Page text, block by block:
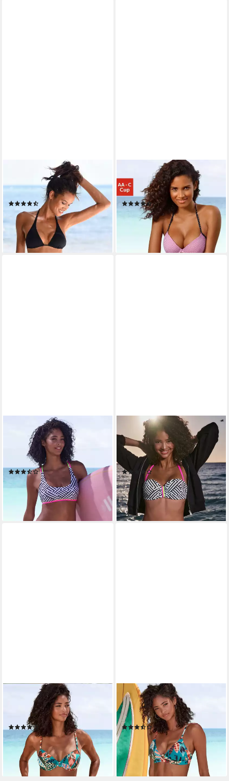
Triangel-Bikini-Top Happy, im
schlichten Design
(927)
ab 29,99 €
lieferbar - in 1-2 Werktagen bei dir
Push-Up-Bikini-Top Florida,
mit Mustermix
(351)
29,99 € 39,99 €
lieferbar - in 1-2 Werktagen bei dir
Bustier-Bikini-Top Gioletta, Mit
gekreuzten Trägern am
Rücken
(3)
ab 39,99 €
lieferbar - in 2-3 Werktagen bei dir
BUFFALO
Bügel-Bandeau-Bikini-Top
Gioletta, Mit kontrastfarbigen
Details
ab 44,99 €
lieferbar - in 2-3 Werktagen bei dir
Bügel-Bikini-Top Moana, mit
modernem Allover-Print
(5)
ab 44,99 €
lieferbar - in 1-2 Werktagen bei dir
BUFFALO
Triangel-Bikini-Top Moana, mit
modernem Allover-Print
(2)
ab 39,99 €
lieferbar - in 1-2 Werktagen bei dir